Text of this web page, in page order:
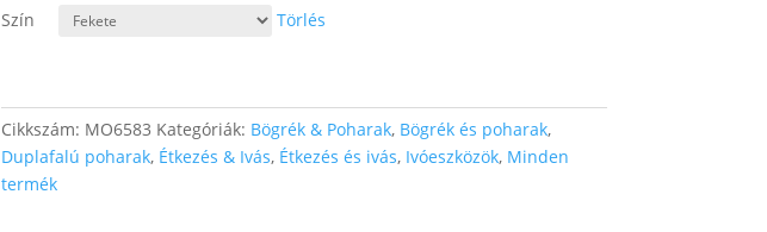
Szín Törlés
Cikkszám: MO6583 Kategóriák: Bögrék & Poharak, Bögrék és poharak,
Duplafalú poharak, Étkezés & Ivás, Étkezés és ivás, Ivóeszközök, Minden
termék